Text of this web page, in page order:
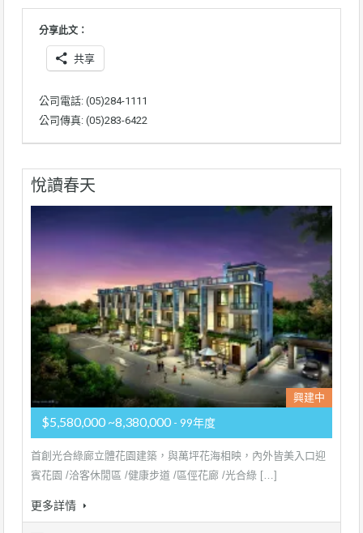
分享此文：
共享
公司電話: (05)284-1111
公司傳真: (05)283-6422
悅讀春天
興建中
$5,580,000 ~8,380,000 - 99年度
首創光合綠廊立體花園建築，與萬坪花海相映，內外皆美入口迎
賓花園 /洽客休閒區 /健康步道 /區俓花廊 /光合綠 […]
更多詳情